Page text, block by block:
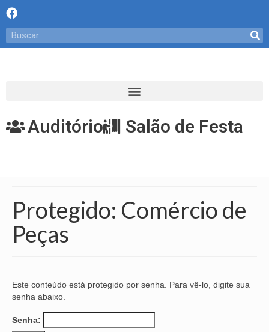
Auditório Salão de Festa
Protegido: Comércio de
Peças
Este conteúdo está protegido por senha. Para vê-lo, digite sua
senha abaixo.
Senha: